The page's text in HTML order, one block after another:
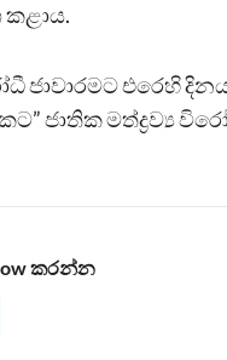
කළාය.
ජාවාරමට එරෙහි
ජාතික මත්ද්‍රව්‍ය
කරන්න